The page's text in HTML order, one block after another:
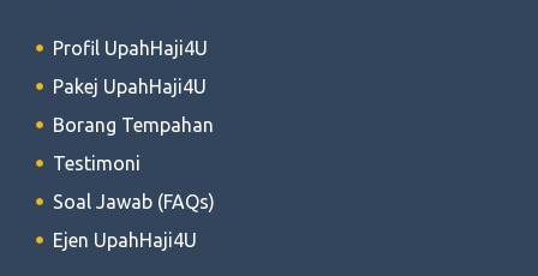
Profil UpahHaji4U
Pakej UpahHaji4U
Borang Tempahan
Testimoni
Soal Jawab (FAQs)
Ejen UpahHaji4U